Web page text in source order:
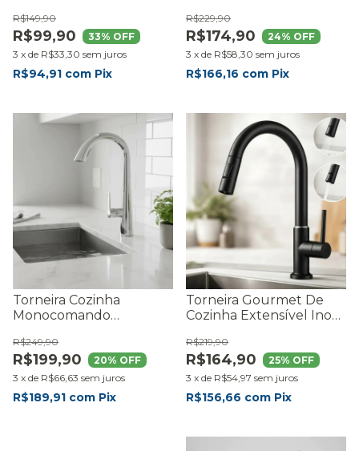
R$99,90
R$149,90
33% OFF
3 x de R$33,30 sem juros
R$94,91 com Pix
R$174,90
R$229,90
24% OFF
3 x de R$58,30 sem juros
R$166,16 com Pix
Torneira Cozinha
Monocomando
Quente e Fria
R$199,90
R$249,90
20% OFF
3 x de R$66,63 sem juros
R$189,91 com Pix
Torneira Gourmet De
Cozinha Extensível Inox
R$164,90
R$219,90
25% OFF
3 x de R$54,97 sem juros
R$156,66 com Pix